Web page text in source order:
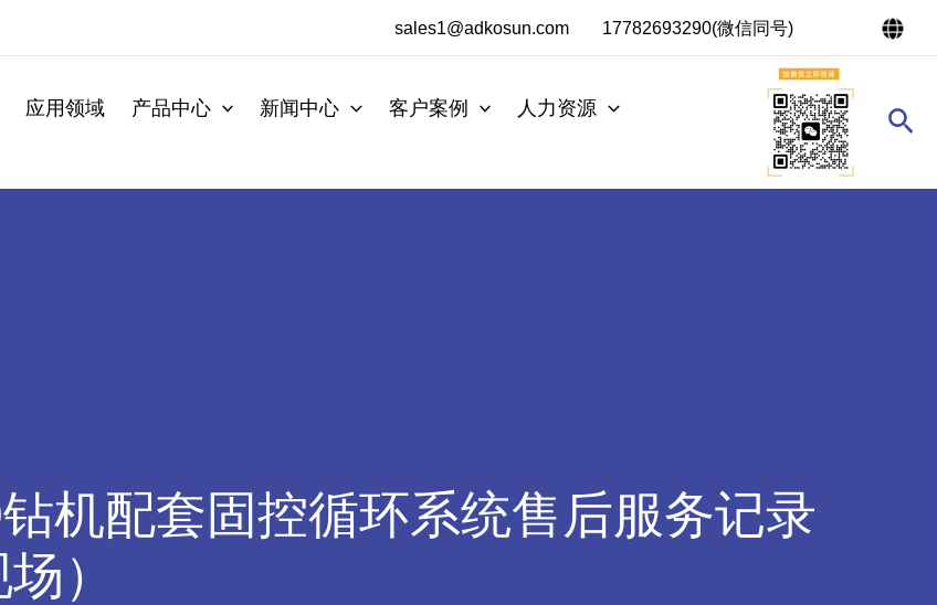
sales1@adkosun.com 17782693290(微信同号)
应用领域 产品中心 新闻中心 客户案例
人力资源
搜
机配套固控循环系统售后服务记录
）